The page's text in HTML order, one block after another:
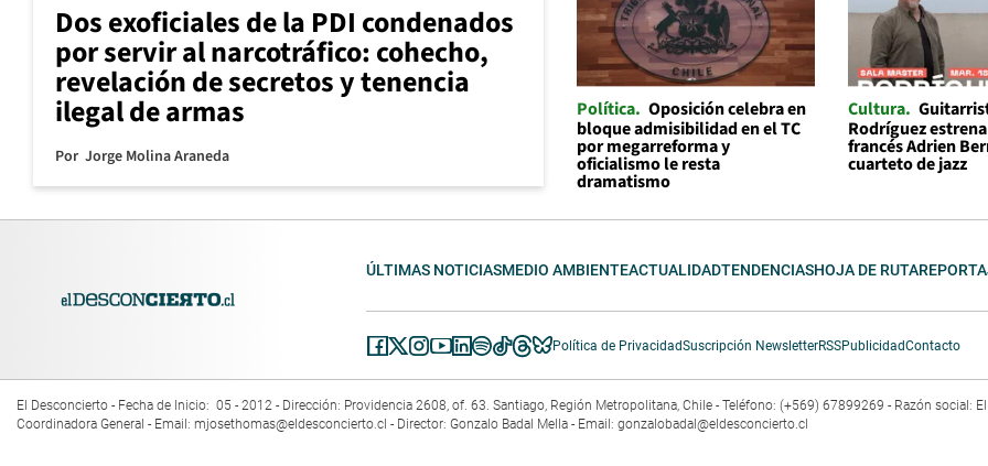
Dos exoficiales de la PDI condenados
por servir al narcotráfico: cohecho,
revelación de secretos y tenencia
ilegal de armas
Por Jorge Molina Araneda
Política Oposición celebra en
bloque admisibilidad en el TC
por megarreforma y
oficialismo le resta
dramatismo
Cultura
Rodríguez
francés Adrien
cuarteto de jazz
ÚLTIMAS NOTICIASMEDIO AMBIENTEACTUALIDADTENDENCIASHOJA DE RUTA
Política de PrivacidadSuscripción NewsletterRSSPublicidadContacto
El Desconcierto - Fecha de Inicio: 05 - 2012 - Dirección: Providencia 2608, of. 63. Santiago, Región Metropolitana, Chile - Teléfono: (+569) 67899269 - Razón social:
Coordinadora General - Email: mjosethomas@eldesconcierto.cl - Director: Gonzalo Badal Mella - Email: gonzalobadal@eldesconcierto.cl